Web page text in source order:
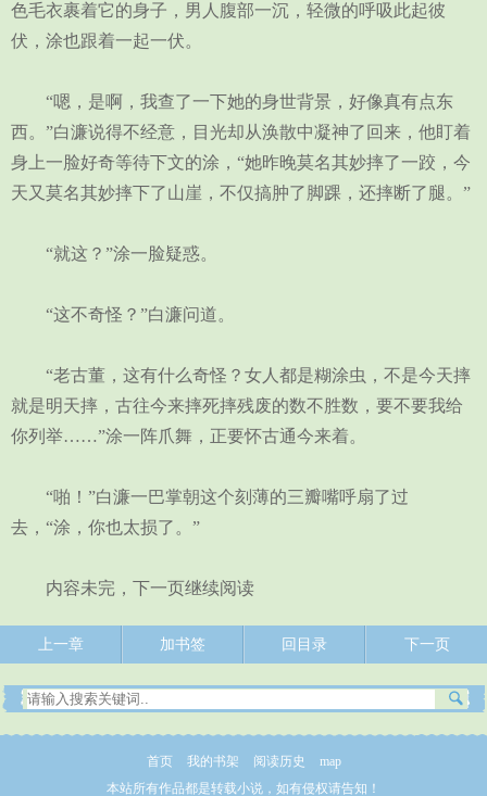
色毛衣裹着它的身子，男人腹部一沉，轻微的呼吸此起彼
伏，涂也跟着一起一伏。
“嗯，是啊，我查了一下她的身世背景，好像真有点东
西。”白濂说得不经意，目光却从涣散中凝神了回来，他盯着
身上一脸好奇等待下文的涂，“她昨晚莫名其妙摔了一跤，今
天又莫名其妙摔下了山崖，不仅搞肿了脚踝，还摔断了腿。”
“就这？”涂一脸疑惑。
“这不奇怪？”白濂问道。
“老古董，这有什么奇怪？女人都是糊涂虫，不是今天摔
就是明天摔，古往今来摔死摔残废的数不胜数，要不要我给
你列举……”涂一阵爪舞，正要怀古通今来着。
“啪！”白濂一巴掌朝这个刻薄的三瓣嘴呼扇了过
去，“涂，你也太损了。”
内容未完，下一页继续阅读
上一章 加书签 回目录 下一页
首页 我的书架 阅读历史
map
本站所有作品都是转载小说，如有侵权请告知！